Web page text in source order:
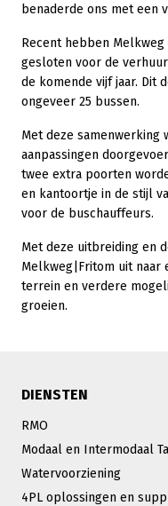
benaderde ons met een
Recent hebben
gesloten voor de
de komende vijf jaar. Dit
ongeveer 25 bussen.
Met deze
aanpassingen
twee extra poorten
en kantoortje in de stijl
voor de buschauffeurs.
Met deze uitbreiding en
Melkweg|Fritom uit naar
terrein en verdere
groeien.
DIENSTEN
RMO
Modaal en Intermodaal
Watervoorziening
4PL oplossingen en